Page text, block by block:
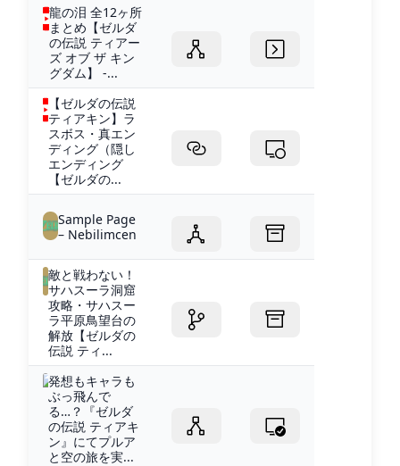
龍の泪 全12ヶ所
まとめ【ゼルダ
の伝説 ティアー
ズ オブ ザ キン
グダム】 -...
【ゼルダの伝説
ティアキン】ラ
スボス・真エン
ディング（隠し
エンディング
【ゼルダの...
Sample Page
– Nebilimcen
敵と戦わない！
サハスーラ洞窟
攻略・サハスー
ラ平原鳥望台の
解放【ゼルダの
伝説 ティ...
発想もキャラも
ぶっ飛んで
る…？『ゼルダ
の伝説 ティアキ
ン』にてプルア
と空の旅を実...